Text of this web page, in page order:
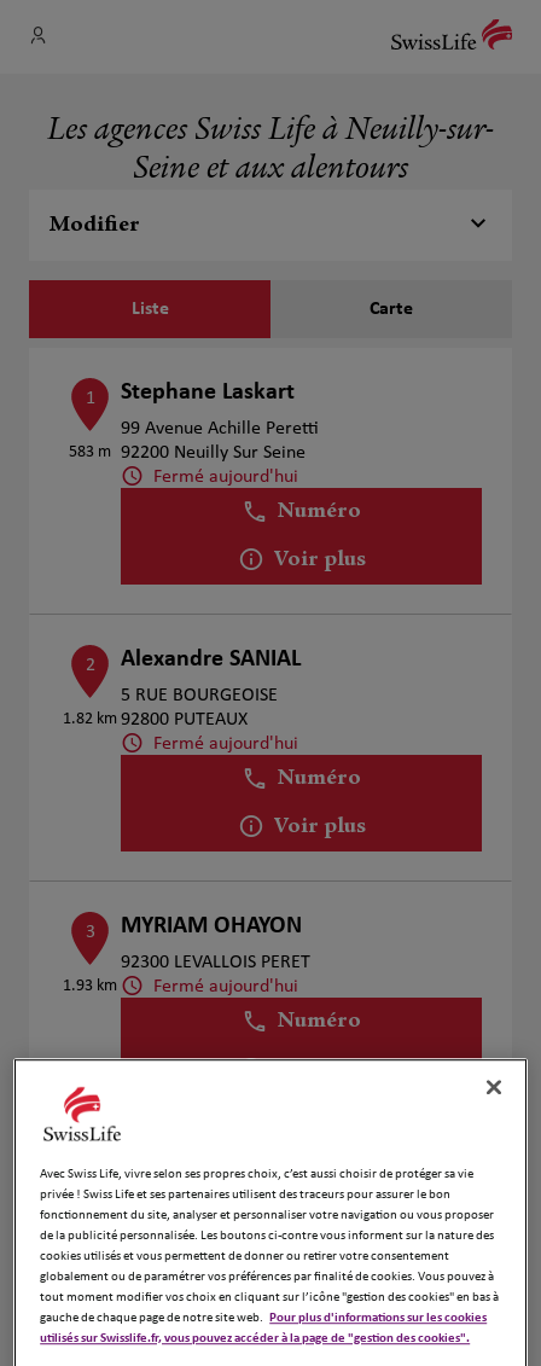
Les agences Swiss Life à Neuilly-sur-
Seine et aux alentours
Modifier
Liste Carte
1
583 m
Stephane Laskart
99 Avenue Achille Peretti
92200 Neuilly Sur Seine
Fermé aujourd'hui
Numéro
Voir plus
2
1.82 km
Alexandre SANIAL
5 RUE BOURGEOISE
92800 PUTEAUX
Fermé aujourd'hui
Numéro
Voir plus
3
1.93 km
MYRIAM OHAYON
92300 LEVALLOIS PERET
Fermé aujourd'hui
Numéro
4
1.97 km
Judicaël GÉRARD
45 RUE DU PRESIDENT WILSON
92300 LEVALLOIS PERRET
Fermé aujourd'hui
Numéro
Voir plus
Avec Swiss Life, vivre selon ses propres choix, c’est aussi choisir de protéger sa vie
privée ! Swiss Life et ses partenaires utilisent des traceurs pour assurer le bon
fonctionnement du site, analyser et personnaliser votre navigation ou vous proposer
de la publicité personnalisée. Les boutons ci-contre vous informent sur la nature des
cookies utilisés et vous permettent de donner ou retirer votre consentement
globalement ou de paramétrer vos préférences par finalité de cookies. Vous pouvez à
tout moment modifier vos choix en cliquant sur l’icône "gestion des cookies" en bas à
gauche de chaque page de notre site web. Pour plus d'informations sur les cookies
utilisés sur Swisslife.fr, vous pouvez accéder à la page de "gestion des cookies".